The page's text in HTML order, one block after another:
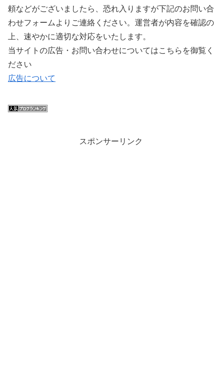
頼などがございましたら、恐れ入りますが下記のお問い合
わせフォームよりご連絡ください。運営者が内容を確認の
上、速やかに適切な対応をいたします。
当サイトの広告・お問い合わせについてはこちらを御覧く
ださい
広告について
スポンサーリンク